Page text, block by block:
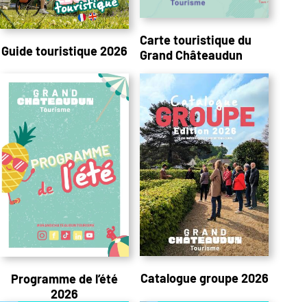
Guide touristique 2026
Carte touristique du
Grand Châteaudun
Programme de l’été
2026
Catalogue groupe 2026